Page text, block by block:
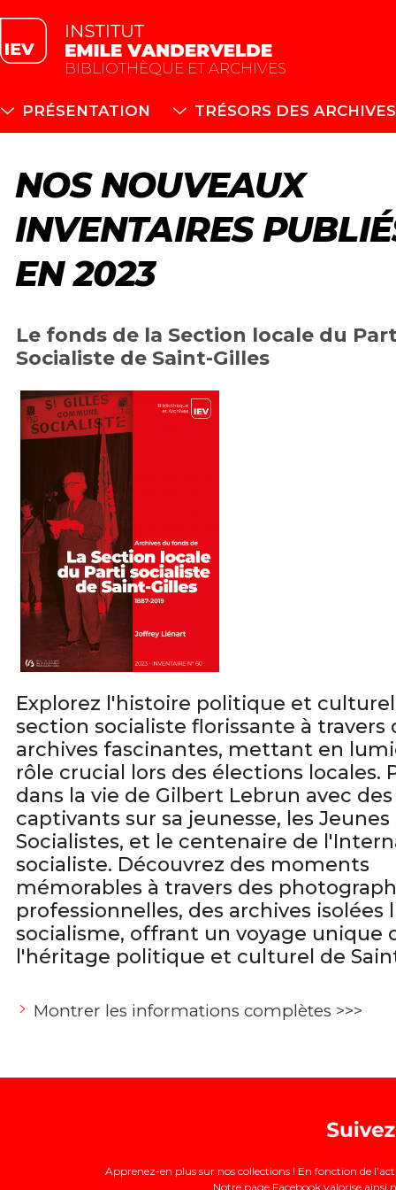
BIBLIOTHÈQUE ET ARCHIVES
PRÉSENTATION TRÉSORS DES ARCHIVES
NOS NOUVEAUX
INVENTAIRES
EN 2023
Le fonds de la Section locale du
Socialiste de Saint-Gilles
Explorez l'histoire politique et
section socialiste florissante à travers
archives fascinantes, mettant en
rôle crucial lors des élections locales.
dans la vie de Gilbert Lebrun avec
captivants sur sa jeunesse, les Jeunes
Socialistes, et le centenaire de
socialiste. Découvrez des moments
mémorables à travers des
professionnelles, des archives isolées
socialisme, offrant un voyage unique
l'héritage politique et culturel de
Montrer les informations complètes >>>
Apprenez-en plus sur nos collections ! En fonction de
Notre page Facebook valorise ainsi